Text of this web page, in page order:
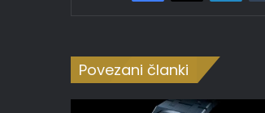
Povezani članki